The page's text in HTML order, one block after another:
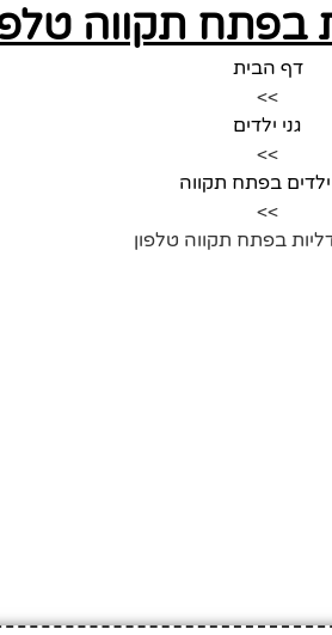
בפתח תקווה
דף הבית
>>
גני ילדים
>>
ילדים בפתח תקווה
>>
דליות בפתח תקווה טלפון